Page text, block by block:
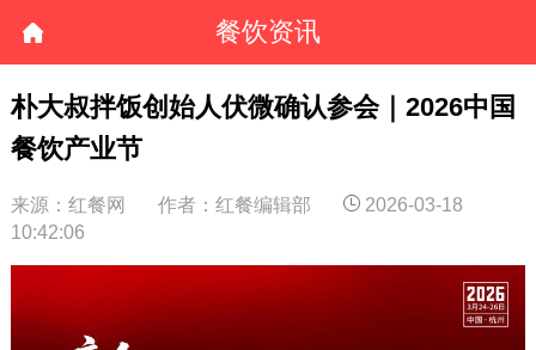
餐饮资讯
朴大叔拌饭创始人伏微确认参会｜2026中国
餐饮产业节
来源：红餐网 作者：红餐编辑部
2026-03-18
10:42:06